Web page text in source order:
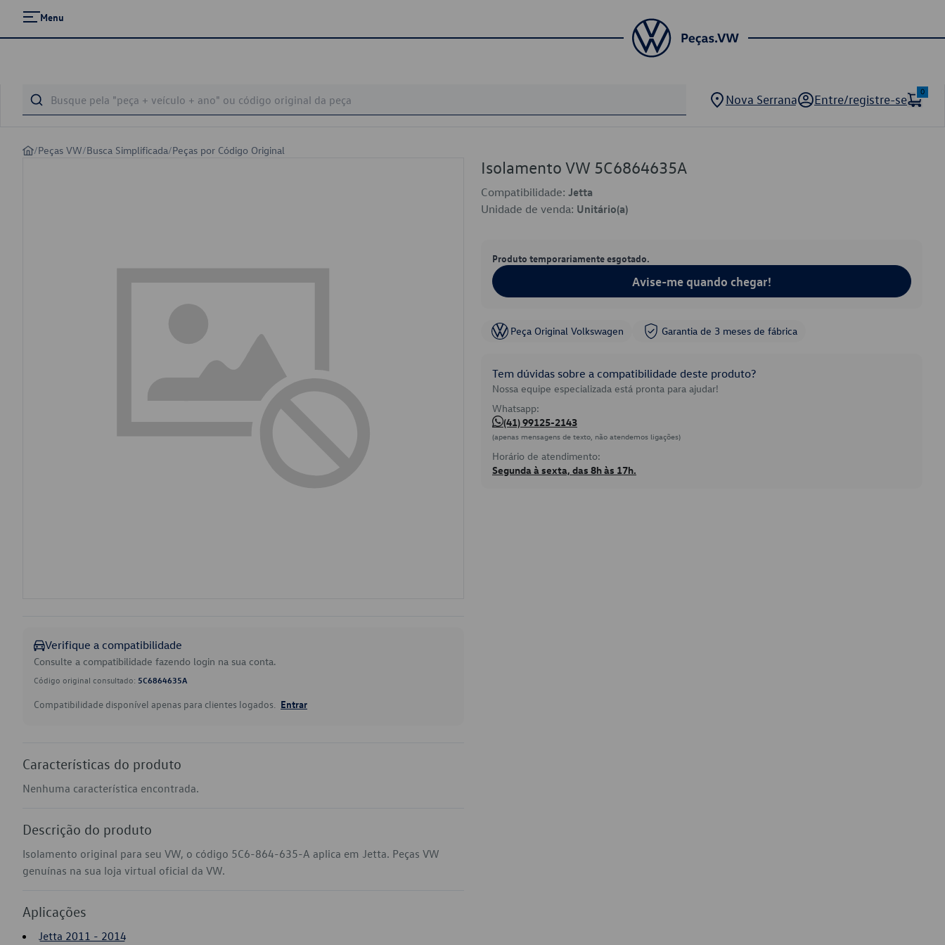
Menu
Nova Serrana Entre/registre-se
0
/Peças VW/Busca Simplificada/Peças por Código Original
Verifique a compatibilidade
Consulte a compatibilidade fazendo login na sua conta.
Código original consultado: 5C6864635A
Compatibilidade disponível apenas para clientes logados. Entrar
Características do produto
Nenhuma característica encontrada.
Descrição do produto
Isolamento original para seu VW, o código 5C6-864-635-A aplica em Jetta. Peças VW
genuínas na sua loja virtual oficial da VW.
Aplicações
Jetta 2011 - 2014
Isolamento VW 5C6864635A
Compatibilidade: Jetta
Unidade de venda: Unitário(a)
Produto temporariamente esgotado.
Avise-me quando chegar!
Peça Original Volkswagen Garantia de 3 meses de fábrica
Tem dúvidas sobre a compatibilidade deste produto?
Nossa equipe especializada está pronta para ajudar!
Whatsapp:
(41) 99125-2143
(apenas mensagens de texto, não atendemos ligações)
Horário de atendimento:
Segunda à sexta, das 8h às 17h.